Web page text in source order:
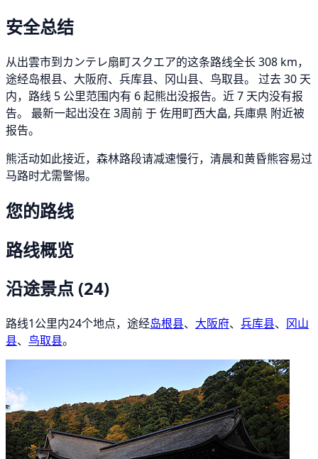
安全总结
从出雲市到カンテレ扇町スクエア的这条路线全长 308 km，
途经岛根县、大阪府、兵库县、冈山县、鸟取县。 过去 30 天
内，路线 5 公里范围内有 6 起熊出没报告。近 7 天内没有报
告。 最新一起出没在 3周前 于 佐用町西大畠, 兵庫県 附近被
报告。
熊活动如此接近，森林路段请减速慢行，清晨和黄昏熊容易过
马路时尤需警惕。
您的路线
路线概览
沿途景点 (24)
路线1公里内24个地点，途经岛根县、 大阪府、 兵库县、 冈山
县、 鸟取县。